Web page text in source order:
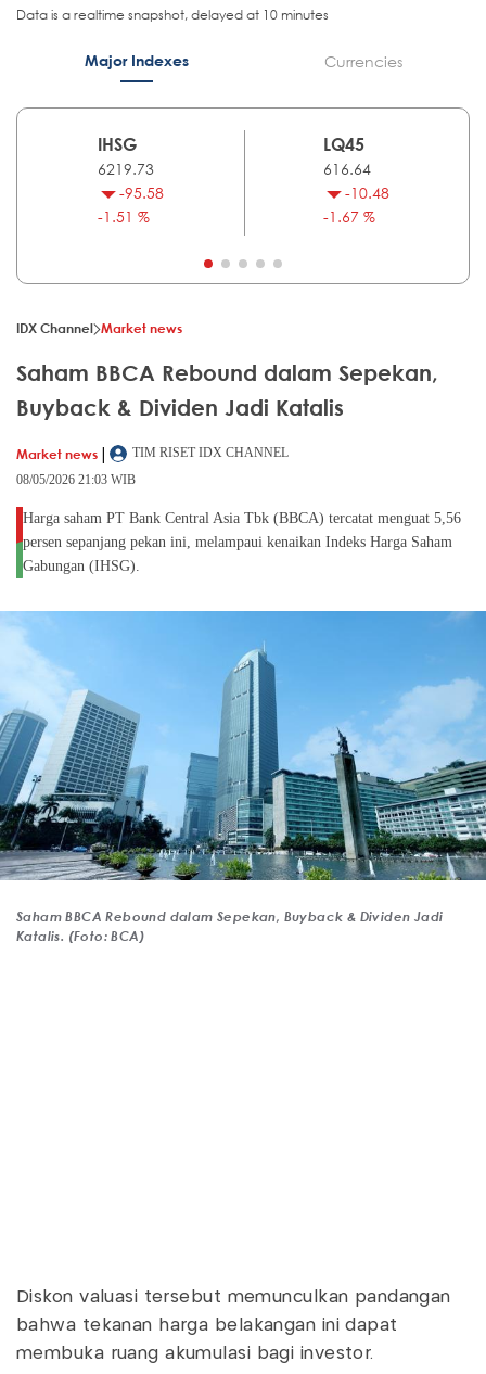
Data is a realtime snapshot, delayed at 10 minutes
Major Indexes Currencies
IHSG
6219.73
-95.58
-1.51 %
LQ45
616.64
-10.48
-1.67 %
IDX Channel Market news
Saham BBCA Rebound dalam Sepekan,
Buyback & Dividen Jadi Katalis
Market news |
TIM RISET IDX CHANNEL
08/05/2026 21:03 WIB
Harga saham PT Bank Central Asia Tbk (BBCA) tercatat menguat 5,56
persen sepanjang pekan ini, melampaui kenaikan Indeks Harga Saham
Gabungan (IHSG).
Saham BBCA Rebound dalam Sepekan, Buyback & Dividen Jadi
Katalis. (Foto: BCA)
Diskon valuasi tersebut memunculkan pandangan
bahwa tekanan harga belakangan ini dapat
membuka ruang akumulasi bagi investor.